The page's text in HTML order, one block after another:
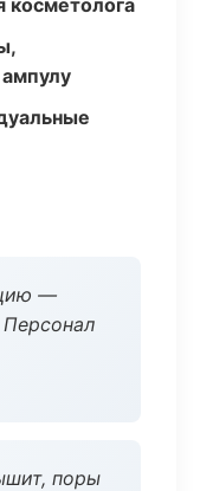
косметолога
—
Персонал
поры